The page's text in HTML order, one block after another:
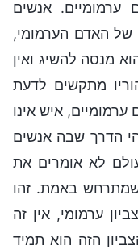
אנשים
של האדם הערמומי,
מנסה להשיג ואין
מתקשים לדעת
איש אינו
הדרך שבה אנשים
לא אומרים את
באמת. זהו
ערמומי, אין זה
הזה הוא תמיד